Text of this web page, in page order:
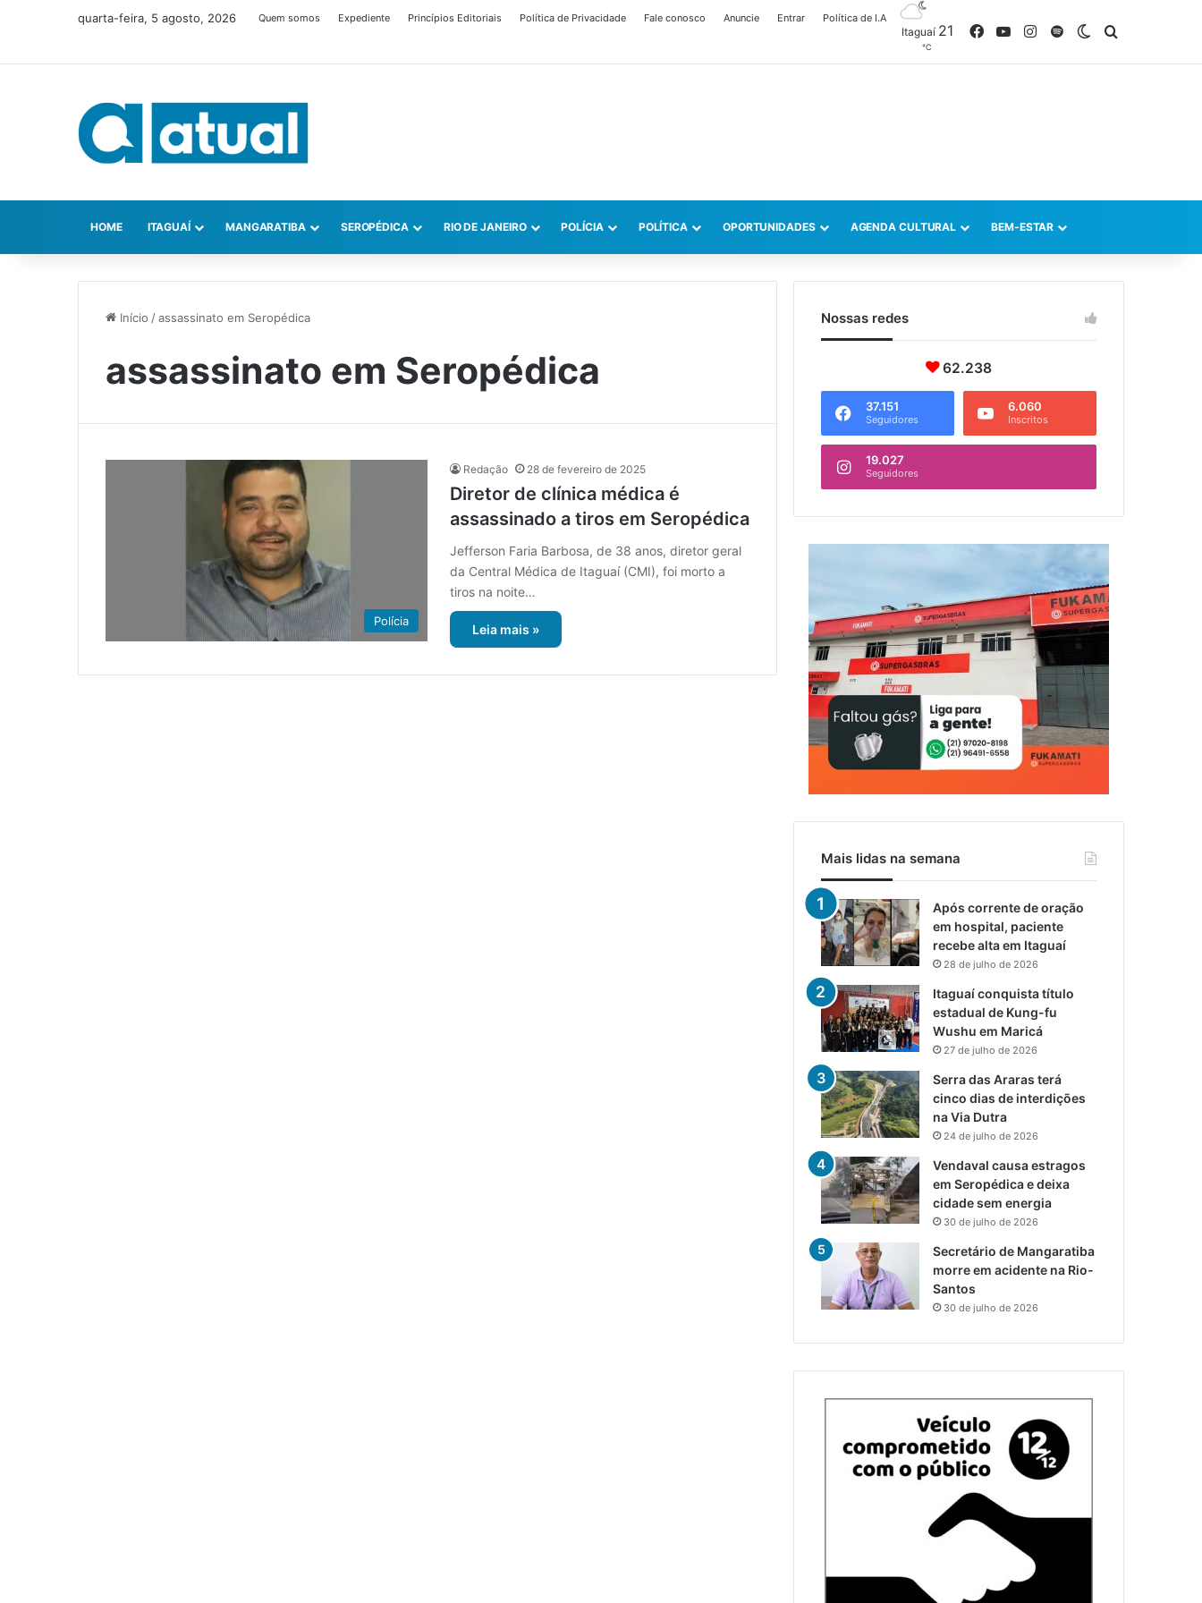
quarta-feira, 5 agosto, 2026 Quem somos Expediente Princípios Editoriais Política de Privacidade Fale conosco Anuncie Entrar Política de I.A
Itaguaí 21
℃
FacebookYouTubeInstagram
SpotifySwitch skin
HOME ITAGUAÍ MANGARATIBA SEROPÉDICA RIO DE JANEIRO POLÍCIA POLÍTICA OPORTUNIDADES AGENDA CULTURAL BEM-ESTAR
Início /assassinato em Seropédica
assassinato em Seropédica
Polícia
Redação 28 de fevereiro de 2025
Diretor de clínica médica é
assassinado a tiros em Seropédica
Jefferson Faria Barbosa, de 38 anos, diretor geral
da Central Médica de Itaguaí (CMI), foi morto a
tiros na noite…
Leia mais »
Nossas redes
62.238
37.151
Seguidores
6.060
Inscritos
19.027
Seguidores
Mais lidas na semana
Após corrente de oração
em hospital, paciente
recebe alta em Itaguaí
28 de julho de 2026
Itaguaí conquista título
estadual de Kung-fu
Wushu em Maricá
27 de julho de 2026
Serra das Araras terá
cinco dias de interdições
na Via Dutra
24 de julho de 2026
Vendaval causa estragos
em Seropédica e deixa
cidade sem energia
30 de julho de 2026
Secretário de Mangaratiba
morre em acidente na Rio-
Santos
30 de julho de 2026